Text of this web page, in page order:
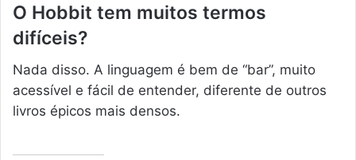
O Hobbit tem muitos termos
difíceis?
Nada disso. A linguagem é bem de “bar”, muito
acessível e fácil de entender, diferente de outros
livros épicos mais densos.